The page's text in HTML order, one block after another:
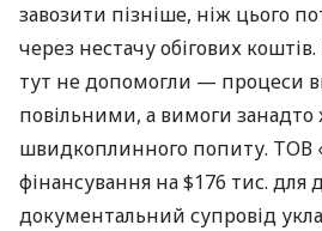
завозити пізніше, ніж цього
через нестачу обігових
тут не допомогли — процеси
повільними, а вимоги
швидкоплинного попиту. ТОВ
фінансування на $176 тис. для
документальний супровід